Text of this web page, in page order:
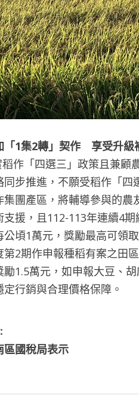
「1集2轉」契作 享受升級
作「四選三」政策且兼顧
同步推進，不願受稻作「
集團產區，將輔導參與的
支援，且112-113年連續4
公頃1萬元，獎勵最高可領
第2期作申報種稻有案之田
勵1.5萬元，如申報大豆、
定行銷與合理價格保障。
區國稅局表示